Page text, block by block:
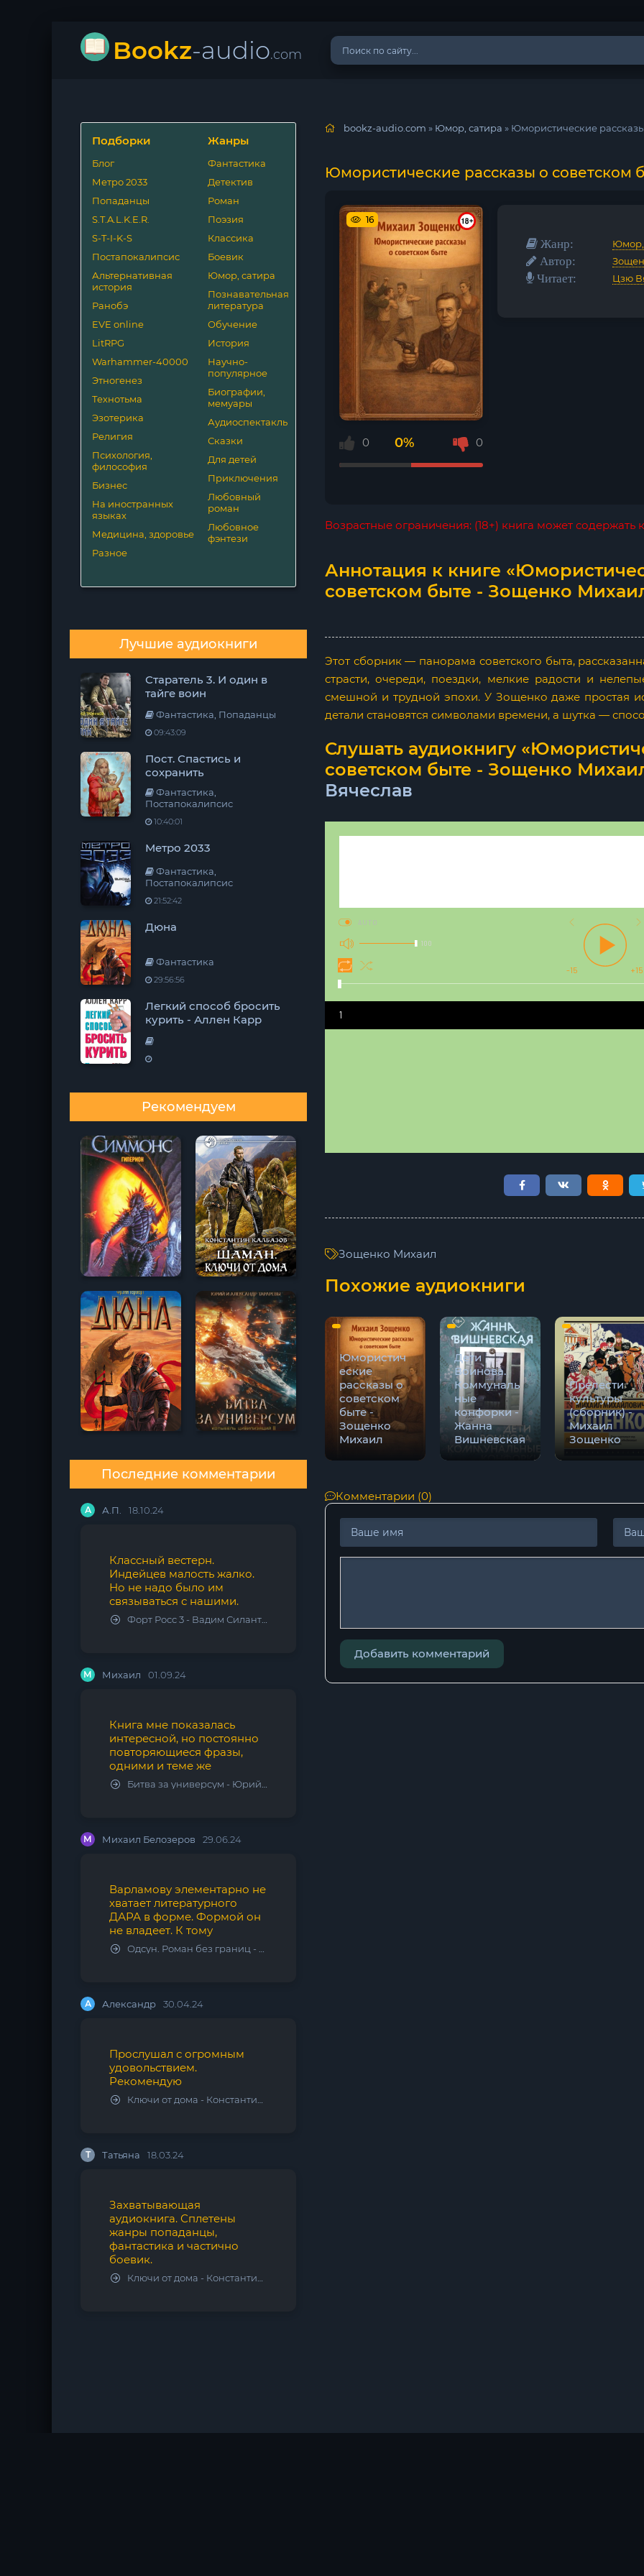
Bookz-audio.com
Подборки
Блог
Метро 2033
Попаданцы
S.T.A.L.K.E.R.
S-T-I-K-S
Постапокалипсис
Альтернативная
история
Ранобэ
EVE online
LitRPG
Warhammer-40000
Этногенез
Технотьма
Эзотерика
Религия
Психология,
философия
Бизнес
На иностранных
языках
Медицина, здоровье
Разное
Жанры
Фантастика
Детектив
Роман
Поэзия
Классика
Боевик
Юмор, сатира
Познавательная
литература
Обучение
История
Научно-
популярное
Биографии,
мемуары
Аудиоспектакль
Сказки
Для детей
Приключения
Любовный
роман
Любовное
фэнтези
Лучшие аудиокниги
Старатель 3. И один в
тайге воин
Фантастика, Попаданцы
09:43:09
Пост. Спастись и
сохранить
Фантастика,
Постапокалипсис
10:40:01
Метро 2033
Фантастика,
Постапокалипсис
21:52:42
Дюна
Фантастика
29:56:56
Легкий способ бросить
курить - Аллен Карр
Рекомендуем
Последние комментарии
А А.П. 18.10.24
Классный вестерн.
Индейцев малость жалко.
Но не надо было им
связываться с нашими.
Форт Росс 3 - Вадим Силантьев
М Михаил 01.09.24
Книга мне показалась
интересной, но постоянно
повторяющиеся фразы,
одними и теме же
Битва за универсум - Юрий Тарарев, Александр Тарарев
М Михаил Белозеров 29.06.24
Варламову элементарно не
хватает литературного
ДАРА в форме. Формой он
не владеет. К тому
Одсун. Роман без границ - Алексей Варламов
А Александр 30.04.24
Прослушал с огромным
удовольствием.
Рекомендую
Ключи от дома - Константин Калбазов
Т Татьяна 18.03.24
Захватывающая
аудиокнига. Сплетены
жанры попаданцы,
фантастика и частично
боевик.
Ключи от дома - Константин Калбазов
bookz-audio.com » Юмор, сатира » Юмористические
Юмористические рассказы о
16
0 0% 0
Жанр: Юмор,
Автор:
Читает: Цзю
Возрастные ограничения: (18+) книга может содержать
Аннотация к книге
советском быте - Зощенко
Этот сборник — панорама советского быта,
страсти, очереди, поездки, мелкие радости и
смешной и трудной эпохи. У Зощенко даже простая
детали становятся символами времени, а шутка —
Слушать аудиокнигу
советском быте - Зощенко
Вячеслав
100
-15 +15
AUTO
1
Зощенко Михаил
Похожие аудиокниги
Юмористич
еские
рассказы о
советском
быте -
Зощенко
Михаил
Дети
Воинова.
Коммуналь
ные
конфорки -
Жанна
Вишневская
Прелести
культуры
(сборник) -
Михаил
Зощенко
Комментарии (0)
Добавить комментарий